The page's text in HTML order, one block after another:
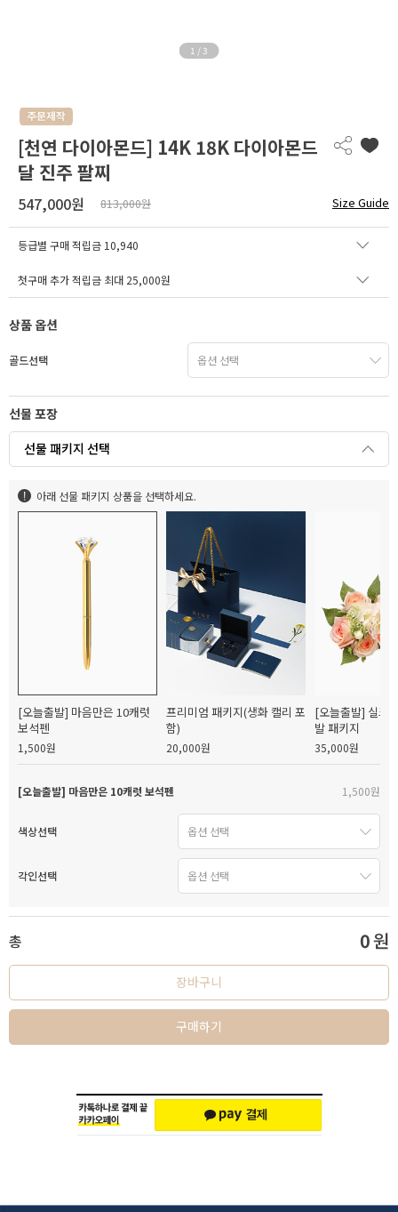
1 / 3
[천연 다이아몬드] 14K 18K 다이아몬드
달 진주 팔찌
547,000원 813,000원 Size Guide
등급별 구매 적립금 10,940
첫구매 추가 적립금 최대 25,000원
상품 옵션
골드선택
선물 포장
선물 패키지 선택
아래 선물 패키지 상품을 선택하세요.
[오늘출발] 마음만은 10캐럿
보석펜
1,500원
프리미엄 패키지(생화 캘리 포
함)
20,000원
[오늘출발] 실크
발 패키지
35,000원
[오늘출발] 마음만은 10캐럿 보석펜 1,500원
색상선택
각인선택
총 0원
장바구니
구매하기